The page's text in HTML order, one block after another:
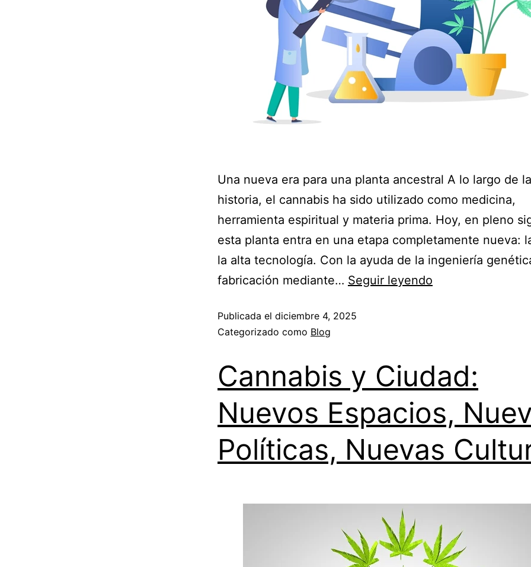
Una nueva era para una planta ancestral A lo largo de la
historia, el cannabis ha sido utilizado como medicina,
herramienta espiritual y materia prima. Hoy, en pleno
esta planta entra en una etapa completamente nueva:
la alta tecnología. Con la ayuda de la ingeniería
fabricación mediante… Seguir leyendo
Publicada el diciembre 4, 2025
Categorizado como Blog
Cannabis y Ciudad:
Nuevos Espacios,
Políticas, Nuevas